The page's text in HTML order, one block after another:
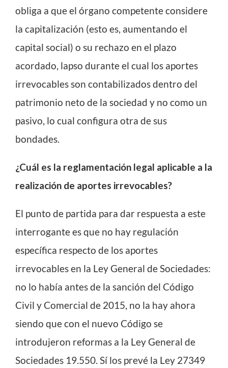
obliga a que el órgano competente considere
la capitalización (esto es, aumentando el
capital social) o su rechazo en el plazo
acordado, lapso durante el cual los aportes
irrevocables son contabilizados dentro del
patrimonio neto de la sociedad y no como un
pasivo, lo cual configura otra de sus
bondades.
¿Cuál es la reglamentación legal aplicable a la
realización de aportes irrevocables?
El punto de partida para dar respuesta a este
interrogante es que no hay regulación
específica respecto de los aportes
irrevocables en la Ley General de Sociedades:
no lo había antes de la sanción del Código
Civil y Comercial de 2015, no la hay ahora
siendo que con el nuevo Código se
introdujeron reformas a la Ley General de
Sociedades 19.550. Sí los prevé la Ley 27349